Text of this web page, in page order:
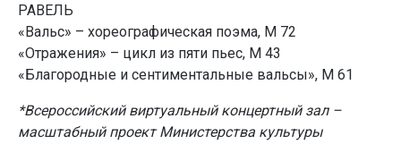
РАВЕЛЬ
«Вальс» – хореографическая поэма, М 72
«Отражения» – цикл из пяти пьес, M 43
«Благородные и сентиментальные вальсы», М 61
*Всероссийский виртуальный концертный зал –
масштабный проект Министерства культуры